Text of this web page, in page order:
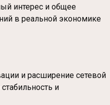
интерес и общее
в реальной экономике
и расширение сетевой
и